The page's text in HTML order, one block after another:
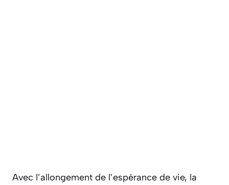
Avec l’allongement de l’espérance de vie, la